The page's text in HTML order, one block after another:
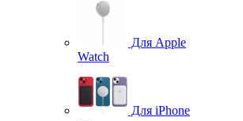
Для Apple
Watch
Для iPhone